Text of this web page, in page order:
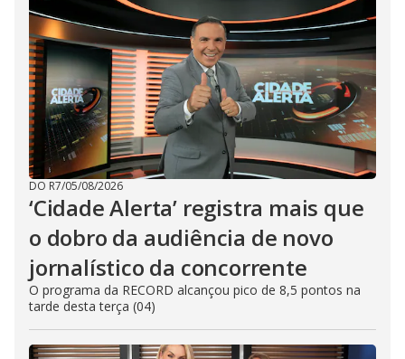
DO R7/05/08/2026
‘Cidade Alerta’ registra mais que
o dobro da audiência de novo
jornalístico da concorrente
O programa da RECORD alcançou pico de 8,5 pontos na
tarde desta terça (04)